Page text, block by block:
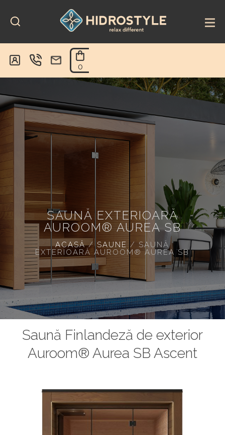
content
0
SAUNĂ EXTERIOARĂ
AUROOM® AUREA SB
ACASĂ/ SAUNE / SAUNĂ
EXTERIOARĂ AUROOM® AUREA SB
Saună Finlandeză de exterior
Auroom® Aurea SB Ascent